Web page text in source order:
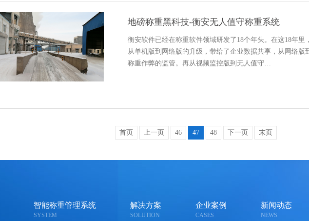
地磅称重黑科技-衡安无人值守称重系统
衡安软件已经在称重软件领域研发了18个年头。在这18年里
从单机版到网络版的升级，带给了企业数据共享，从网络版
称重作弊的监管。再从视频监控版到无人值守…
首页 上一页 46 47 48 下一页 末页
智能称重管理系统
SYSTEM
解决方案
SOLUTION
企业案例
CASES
新闻动态
NEWS